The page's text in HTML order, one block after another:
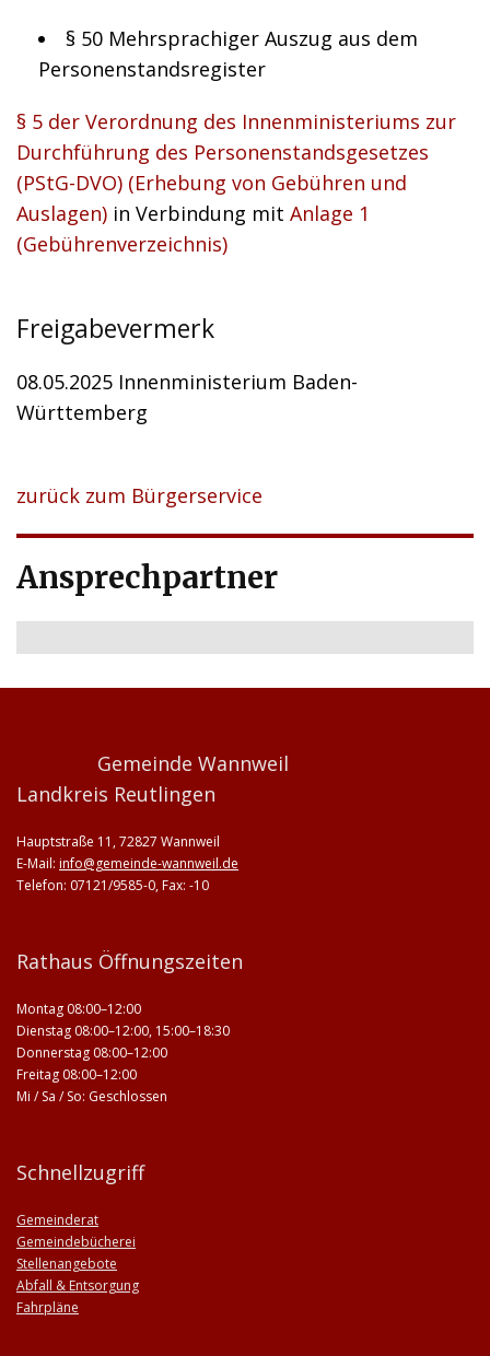
§ 50 Mehrsprachiger Auszug aus dem
Personenstandsregister
§ 5 der Verordnung des Innenministeriums zur
Durchführung des Personenstandsgesetzes
(PStG-DVO) (Erhebung von Gebühren und
Auslagen) in Verbindung mit Anlage 1
(Gebührenverzeichnis)
Freigabevermerk
08.05.2025 Innenministerium Baden-
Württemberg
zurück zum Bürgerservice
Ansprechpartner
Gemeinde Wannweil
Landkreis Reutlingen
Hauptstraße 11, 72827 Wannweil
E-Mail: info@gemeinde-wannweil.de
Telefon: 07121/9585-0, Fax: -10
Rathaus Öffnungszeiten
Montag 08:00–12:00
Dienstag 08:00–12:00, 15:00–18:30
Donnerstag 08:00–12:00
Freitag 08:00–12:00
Mi / Sa / So: Geschlossen
Schnellzugriff
Gemeinderat
Gemeindebücherei
Stellenangebote
Abfall & Entsorgung
Fahrpläne